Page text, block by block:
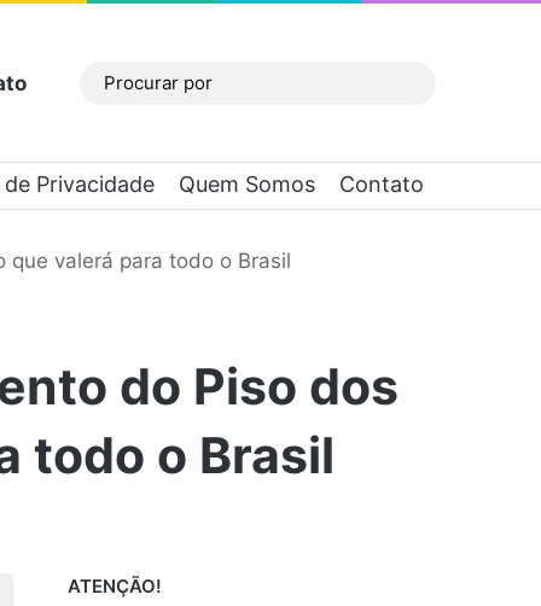
Barra Lateral
Privacidade Quem Somos Contato
que valerá para todo o Brasil
do Piso dos
todo o Brasil
ATENÇÃO!